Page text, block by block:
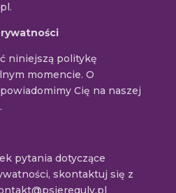
niniejszą politykę
momencie. O
Cię na naszej
pytania dotyczące
skontaktuj się z